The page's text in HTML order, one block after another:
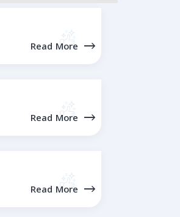
Read More
Read More
Read More